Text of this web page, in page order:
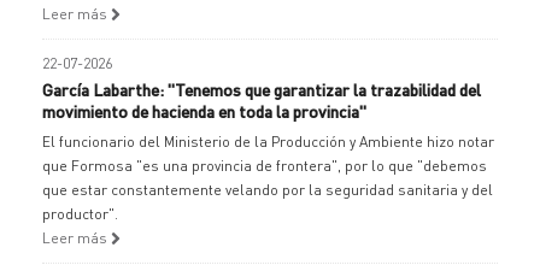
Leer más
22-07-2026
García Labarthe: "Tenemos que garantizar la trazabilidad del
movimiento de hacienda en toda la provincia"
El funcionario del Ministerio de la Producción y Ambiente hizo notar
que Formosa "es una provincia de frontera", por lo que "debemos
que estar constantemente velando por la seguridad sanitaria y del
productor".
Leer más